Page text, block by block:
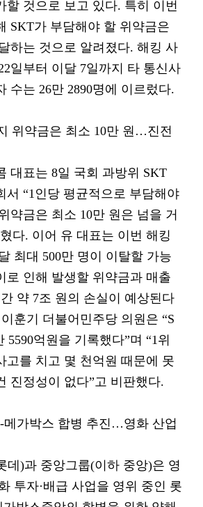
할 것으로 보고 있다. 특히 이번
SKT가 부담해야 할 위약금은
하는 것으로 알려졌다. 해킹 사
일부터 이달 7일까지 타 통신사
수는 26만 2890명에 이르렀다.
위약금은 최소 10만 원…진전
대표는 8일 국회 과방위 SKT
서 “1인당 평균적으로 부담해야
약금은 최소 10만 원은 넘을 거
다. 이어 유 대표는 이번 해킹
최대 500만 명이 이탈할 가능
로 인해 발생할 위약금과 매출
약 7조 원의 손실이 예상된다
훈기 더불어민주당 의원은 “S
5590억원을 기록했다”며 “1위
고를 치고 몇 천억원 때문에 못
진정성이 없다”고 비판했다.
가박스 합병 추진…영화 산업
데)과 중앙그룹(이하 중앙)은 영
투자·배급 사업을 영위 중인 롯